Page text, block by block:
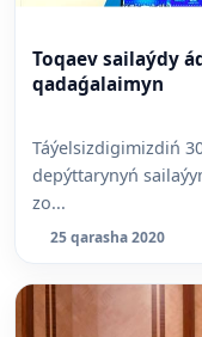
Toqaev sailaýdy
qadaǵalaimyn
Táýelsizdigimizdiń
depýttarynyń
zo...
25 qarasha 2020